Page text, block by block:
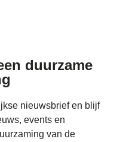
duurzame
nieuwsbrief en blijf
events en
van de